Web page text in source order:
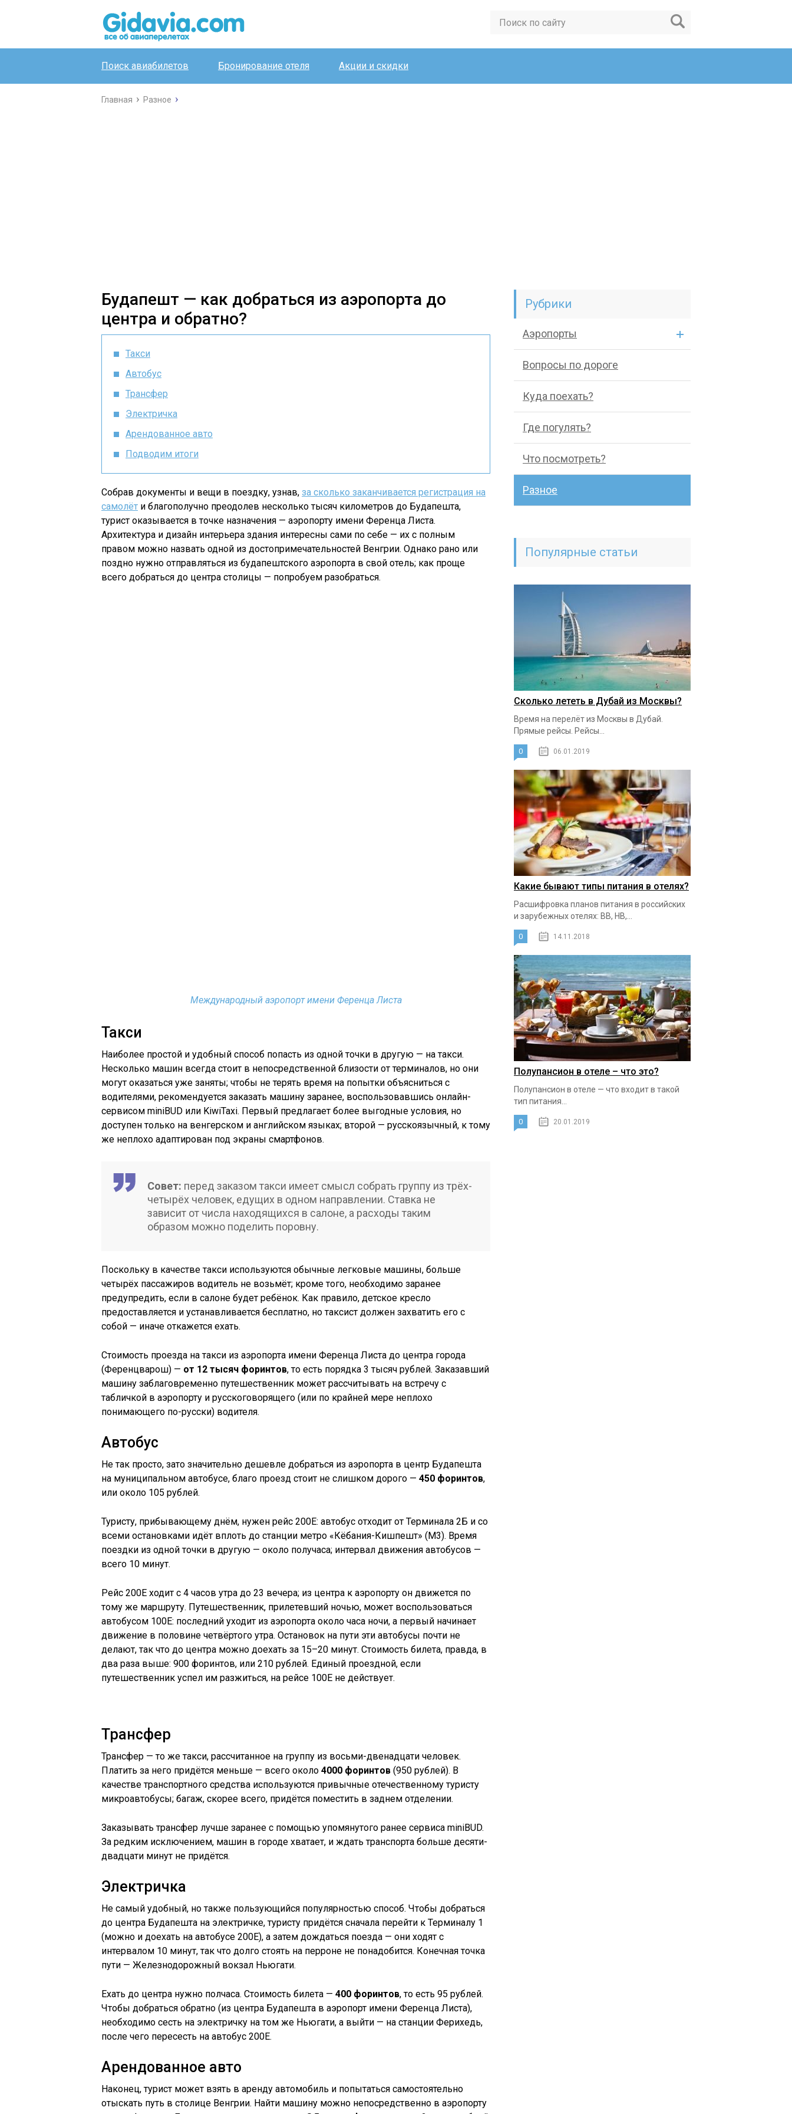
Поиск авиабилетов Бронирование отеля Акции и скидки
Главная Разное
Будапешт — как добраться из аэропорта до
центра и обратно?
Такси
Автобус
Трансфер
Электричка
Арендованное авто
Подводим итоги
Собрав документы и вещи в поездку, узнав, за сколько заканчивается регистрация на
самолёт и благополучно преодолев несколько тысяч километров до Будапешта,
турист оказывается в точке назначения — аэропорту имени Ференца Листа.
Архитектура и дизайн интерьера здания интересны сами по себе — их с полным
правом можно назвать одной из достопримечательностей Венгрии. Однако рано или
поздно нужно отправляться из будапештского аэропорта в свой отель; как проще
всего добраться до центра столицы — попробуем разобраться.
Международный аэропорт имени Ференца Листа
Такси
Наиболее простой и удобный способ попасть из одной точки в другую — на такси.
Несколько машин всегда стоит в непосредственной близости от терминалов, но они
могут оказаться уже заняты; чтобы не терять время на попытки объясниться с
водителями, рекомендуется заказать машину заранее, воспользовавшись онлайн-
сервисом miniBUD или KiwiTaxi. Первый предлагает более выгодные условия, но
доступен только на венгерском и английском языках; второй — русскоязычный, к тому
же неплохо адаптирован под экраны смартфонов.
Совет: перед заказом такси имеет смысл собрать группу из трёх-
четырёх человек, едущих в одном направлении. Ставка не
зависит от числа находящихся в салоне, а расходы таким
образом можно поделить поровну.
Поскольку в качестве такси используются обычные легковые машины, больше
четырёх пассажиров водитель не возьмёт; кроме того, необходимо заранее
предупредить, если в салоне будет ребёнок. Как правило, детское кресло
предоставляется и устанавливается бесплатно, но таксист должен захватить его с
собой — иначе откажется ехать.
Стоимость проезда на такси из аэропорта имени Ференца Листа до центра города
(Ференцварош) — от 12 тысяч форинтов, то есть порядка 3 тысяч рублей. Заказавший
машину заблаговременно путешественник может рассчитывать на встречу с
табличкой в аэропорту и русскоговорящего (или по крайней мере неплохо
понимающего по-русски) водителя.
Автобус
Не так просто, зато значительно дешевле добраться из аэропорта в центр Будапешта
на муниципальном автобусе, благо проезд стоит не слишком дорого — 450 форинтов,
или около 105 рублей.
Туристу, прибывающему днём, нужен рейс 200Е: автобус отходит от Терминала 2Б и со
всеми остановками идёт вплоть до станции метро «Кёбания-Кишпешт» (М3). Время
поездки из одной точки в другую — около получаса; интервал движения автобусов —
всего 10 минут.
Рейс 200Е ходит с 4 часов утра до 23 вечера; из центра к аэропорту он движется по
тому же маршруту. Путешественник, прилетевший ночью, может воспользоваться
автобусом 100Е: последний уходит из аэропорта около часа ночи, а первый начинает
движение в половине четвёртого утра. Остановок на пути эти автобусы почти не
делают, так что до центра можно доехать за 15–20 минут. Стоимость билета, правда, в
два раза выше: 900 форинтов, или 210 рублей. Единый проездной, если
путешественник успел им разжиться, на рейсе 100Е не действует.
Трансфер
Трансфер — то же такси, рассчитанное на группу из восьми-двенадцати человек.
Платить за него придётся меньше — всего около 4000 форинтов (950 рублей). В
качестве транспортного средства используются привычные отечественному туристу
микроавтобусы; багаж, скорее всего, придётся поместить в заднем отделении.
Заказывать трансфер лучше заранее с помощью упомянутого ранее сервиса miniBUD.
За редким исключением, машин в городе хватает, и ждать транспорта больше десяти-
двадцати минут не придётся.
Электричка
Не самый удобный, но также пользующийся популярностью способ. Чтобы добраться
до центра Будапешта на электричке, туристу придётся сначала перейти к Терминалу 1
(можно и доехать на автобусе 200Е), а затем дождаться поезда — они ходят с
интервалом 10 минут, так что долго стоять на перроне не понадобится. Конечная точка
пути — Железнодорожный вокзал Ньюгати.
Ехать до центра нужно полчаса. Стоимость билета — 400 форинтов, то есть 95 рублей.
Чтобы добраться обратно (из центра Будапешта в аэропорт имени Ференца Листа),
необходимо сесть на электричку на том же Ньюгати, а выйти — на станции Ферихедь,
после чего пересесть на автобус 200Е.
Арендованное авто
Наконец, турист может взять в аренду автомобиль и попытаться самостоятельно
отыскать путь в столице Венгрии. Найти машину можно непосредственно в аэропорту
Рубрики
Аэропорты
Вопросы по дороге
Куда поехать?
Где погулять?
Что посмотреть?
Разное
Популярные статьи
Сколько лететь в Дубай из Москвы?
Время на перелёт из Москвы в Дубай.
Прямые рейсы. Рейсы...
0 06.01.2019
Какие бывают типы питания в отелях?
Расшифровка планов питания в российских
и зарубежных отелях: BB, HB,...
0 14.11.2018
Полупансион в отеле – что это?
Полупансион в отеле — что входит в такой
тип питания...
0 20.01.2019